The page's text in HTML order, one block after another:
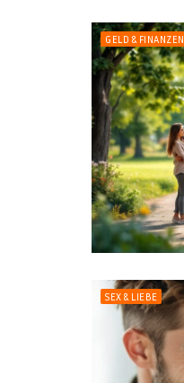
GELD & FINANZEN
SEX & LIEBE